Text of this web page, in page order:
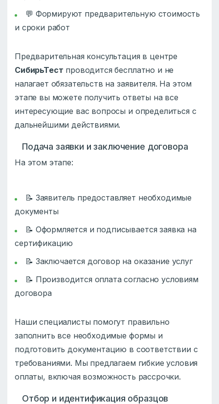
💬 Формируют предварительную стоимость
и сроки работ
Предварительная консультация в центре
СибирьТест проводится бесплатно и не
налагает обязательств на заявителя. На этом
этапе вы можете получить ответы на все
интересующие вас вопросы и определиться с
дальнейшими действиями.
Подача заявки и заключение договора
На этом этапе:
📝 Заявитель предоставляет необходимые
документы
📝 Оформляется и подписывается заявка на
сертификацию
📝 Заключается договор на оказание услуг
📝 Производится оплата согласно условиям
договора
Наши специалисты помогут правильно
заполнить все необходимые формы и
подготовить документацию в соответствии с
требованиями. Мы предлагаем гибкие условия
оплаты, включая возможность рассрочки.
Отбор и идентификация образцов